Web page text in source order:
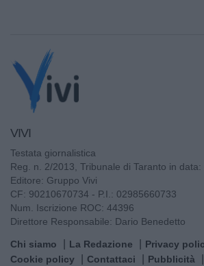
VIVI
Testata giornalistica
Reg. n. 2/2013, Tribunale di Taranto in data:
Editore: Gruppo Vivi
CF: 90210670734 - P.I.: 02985660733
Num. Iscrizione ROC: 44396
Direttore Responsabile: Dario Benedetto
Chi siamo La Redazione
Privacy
Cookie policy
Contattaci Pubblicità